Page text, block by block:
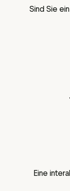
Sind Sie
Eine